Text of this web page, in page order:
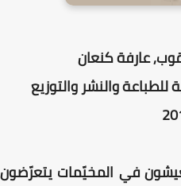
عارفة كنعان
للطباعة والنشر والتوزيع
في المخيّمات يتعرّضون